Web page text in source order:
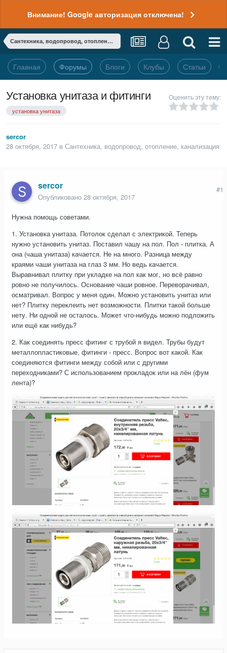
Внимание! Google авторизация отключена!
Сантехника, водопровод, отопление, канализация
Главная Форумы Блоги Клубы Статьи
Установка унитаза и фитинги
установка унитаза
Оценить эту тему:
sercor
28 октября, 2017 в Сантехника, водопровод, отопление, канализация
sercor
Опубликовано 28 октября, 2017
#1
Нужна помощь советами.
1. Установка унитаза. Потолок сделал с электрикой. Теперь
нужно установить унитаз. Поставил чашу на пол. Пол - плитка. А
она (чаша унитаза) качается. Не на много. Разница между
краями чаши унитаза на глаз 3 мм. Но ведь качается.
Выравнивал плитку при укладке на пол как мог, но всё равно
ровно не получилось. Основание чаши ровное. Переворачивал,
осматривал. Вопрос у меня один. Можно установить унитаз или
нет? Плитку переклеить нет возможности. Плитки такой больше
нету. Ни одной не осталось. Может что-нибудь можно подложить
или ещё как нибудь?
2. Как соединять пресс фитинг с трубой я видел. Трубы будут
металлопластиковые, фитинги - пресс. Вопрос вот какой. Как
соединяются фитинги между собой или с другими
переходниками? С использованием прокладок или на лён (фум
лента)?